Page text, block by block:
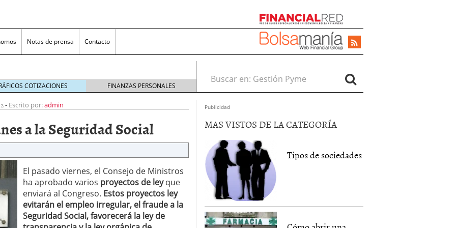
Notas de prensa Contacto
rentable para las pymes que venden online
en un ecommerce exitoso junio 20, 2025
Transformación Empresarial mayo 14, 2025
guía rápida para trasladar empleados sin
COTIZACIONES FINANZAS PERSONALES
Buscar en:
- Escrito por:admin
a la Seguridad Social
El pasado viernes, el Consejo de Ministros
ha aprobado varios proyectos de leyque
enviará al Congreso. Estos proyectos ley
evitarán el empleo irregular, el fraude a la
Seguridad Social, favorecerá la ley de
Publicidad
MAS VISTOS DE LA CATEGORÍA
Tipos de sociedades